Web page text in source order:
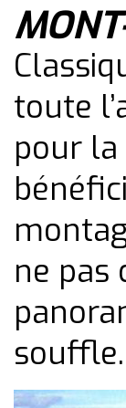
toute
pour la
ne pas
souffle.